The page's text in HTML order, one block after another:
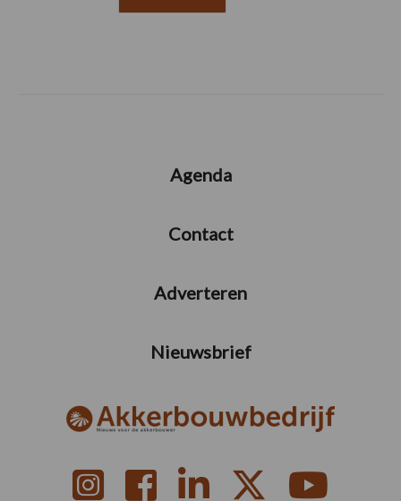
Agenda
Contact
Adverteren
Nieuwsbrief